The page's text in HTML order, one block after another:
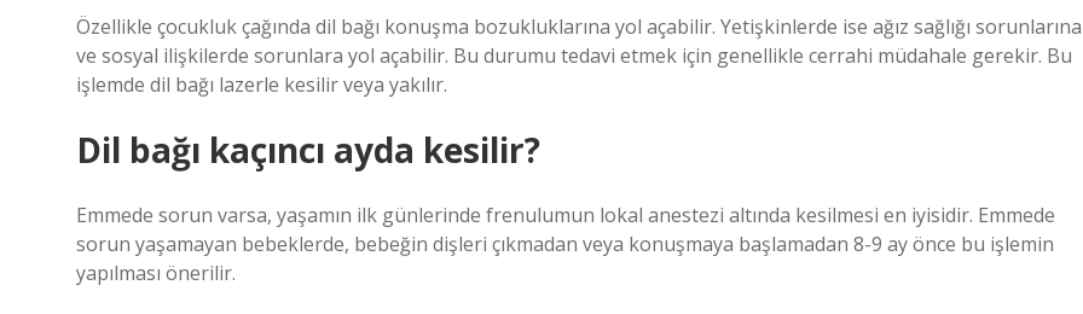
Özellikle çocukluk çağında dil bağı konuşma bozukluklarına yol açabilir. Yetişkinlerde ise ağız sağlığı sorunlarına
ve sosyal ilişkilerde sorunlara yol açabilir. Bu durumu tedavi etmek için genellikle cerrahi müdahale gerekir. Bu
işlemde dil bağı lazerle kesilir veya yakılır.
Dil bağı kaçıncı ayda kesilir?
Emmede sorun varsa, yaşamın ilk günlerinde frenulumun lokal anestezi altında kesilmesi en iyisidir. Emmede
sorun yaşamayan bebeklerde, bebeğin dişleri çıkmadan veya konuşmaya başlamadan 8-9 ay önce bu işlemin
yapılması önerilir.